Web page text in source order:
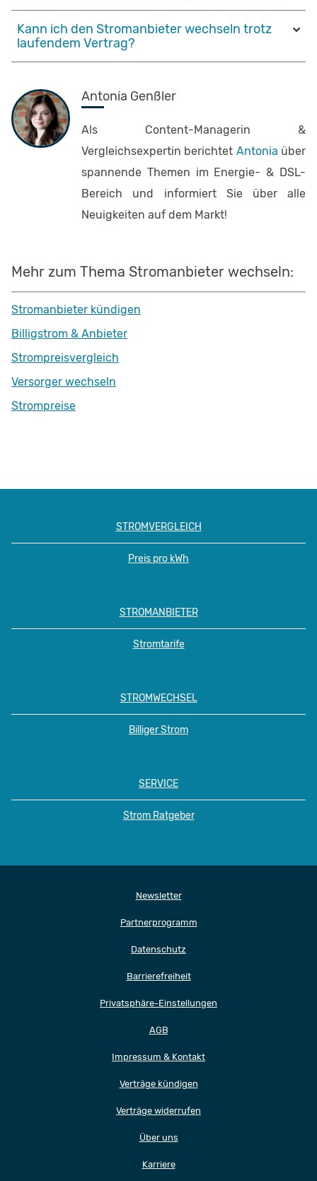
Kann ich den Stromanbieter wechseln trotz
laufendem Vertrag?
Antonia Genßler
Als Content-Managerin &
Vergleichsexpertin berichtet Antonia über
spannende Themen im Energie- & DSL-
Bereich und informiert Sie über alle
Neuigkeiten auf dem Markt!
Mehr zum Thema Stromanbieter wechseln:
Stromanbieter kündigen
Billigstrom & Anbieter
Strompreisvergleich
Versorger wechseln
Strompreise
STROMVERGLEICH
Preis pro kWh
STROMANBIETER
Stromtarife
STROMWECHSEL
Billiger Strom
SERVICE
Strom Ratgeber
Newsletter
Partnerprogramm
Datenschutz
Barrierefreiheit
Privatsphäre-Einstellungen
AGB
Impressum & Kontakt
Verträge kündigen
Verträge widerrufen
Über uns
Karriere